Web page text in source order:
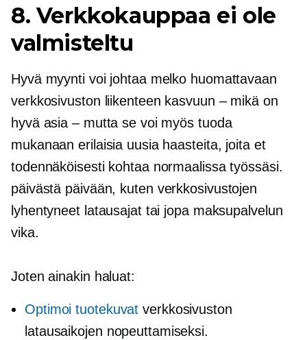
8. Verkkokauppaa ei ole
valmisteltu
Hyvä myynti voi johtaa melko huomattavaan
verkkosivuston liikenteen kasvuun – mikä on
hyvä asia – mutta se voi myös tuoda
mukanaan erilaisia ​​uusia haasteita, joita et
todennäköisesti kohtaa normaalissa työssäsi.
päivästä päivään, kuten verkkosivustojen
lyhentyneet latausajat tai jopa maksupalvelun
vika.
Joten ainakin haluat:
Optimoi tuotekuvat verkkosivuston
latausaikojen nopeuttamiseksi.